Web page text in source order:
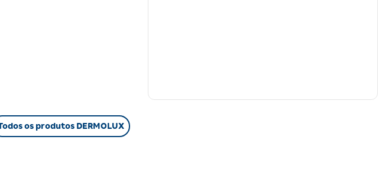
íntima fica limpa, fresca e
ou irritação. Sua fórmula
equilíbrio natural, promovendo
os produtos DERMOLUX